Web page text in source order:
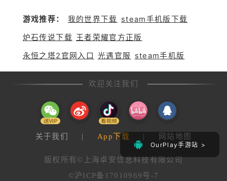
OurPlay手游站 >
游戏推荐： 我的世界下载 steam手机版下载
炉石传说下载 王者荣耀官方正版
永恒之塔2官网入口 光遇官服 steam手机版
欢迎关注我们
关于我们 | App下载 | 网站地图
版权所有©上海卓安信息科技有限公司
©沪ICP备17010969号-7